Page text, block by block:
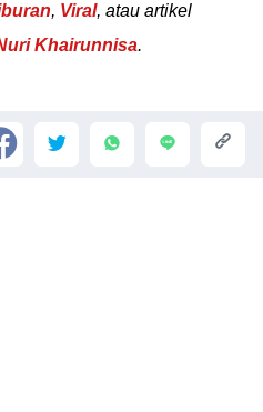
, Viral, atau artikel
Khairunnisa.